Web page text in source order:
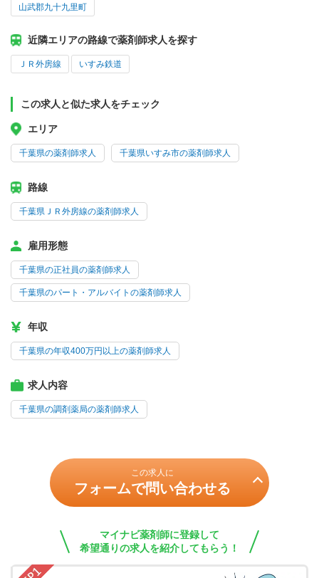
山武郡九十九里町
近隣エリアの路線で薬剤師求人を探す
ＪＲ外房線 いすみ鉄道
この求人と似た求人をチェック
エリア
千葉県の薬剤師求人 千葉県いすみ市の薬剤師求人
路線
千葉県ＪＲ外房線の薬剤師求人
雇用形態
千葉県の正社員の薬剤師求人
千葉県のパート・アルバイトの薬剤師求人
年収
千葉県の年収400万円以上の薬剤師求人
求人内容
千葉県の調剤薬局の薬剤師求人
この求人に
フォームで問い合わせる
マイナビ薬剤師に登録して
希望通りの求人を紹介してもらう！